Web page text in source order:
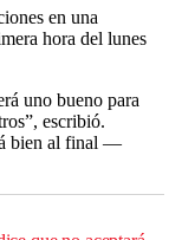
en una
hora del lunes
uno bueno para
escribió.
bien al final —